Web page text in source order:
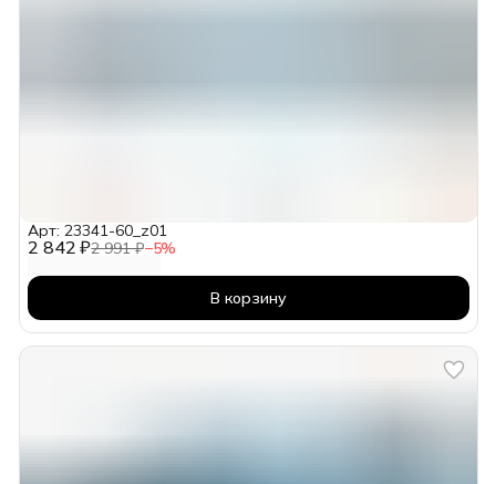
2 842 ₽2 991 ₽−5%
Арт: 23341-60_z01
В корзину